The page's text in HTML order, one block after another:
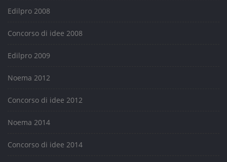
Edilpro 2008
Concorso di idee 2008
Edilpro 2009
Noema 2012
Concorso di idee 2012
Noema 2014
Concorso di idee 2014